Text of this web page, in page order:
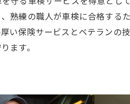
熟練の職人が車検に合格する
い保険サービスとベテランの
ます。